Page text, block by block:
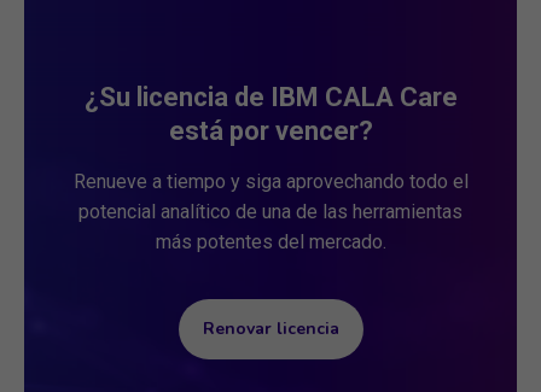
¿Su licencia de IBM CALA Care
está por vencer?
Renueve a tiempo y siga aprovechando todo el
potencial analítico de una de las herramientas
más potentes del mercado.
Renovar licencia